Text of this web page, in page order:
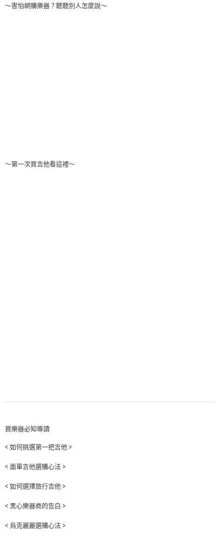
～害怕網購樂器？聽聽別人怎麼說～
～第一次買吉他看這裡～
買樂器必知導讀
< 如何挑選第一把吉他 >
< 面單吉他選購心法 >
< 如何選擇旅行吉他 >
< 黑心樂器商的告白 >
< 烏克麗麗選購心法 >